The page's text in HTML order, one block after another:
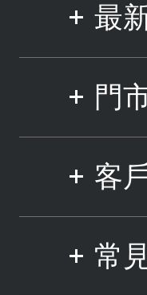
最
門
客
常